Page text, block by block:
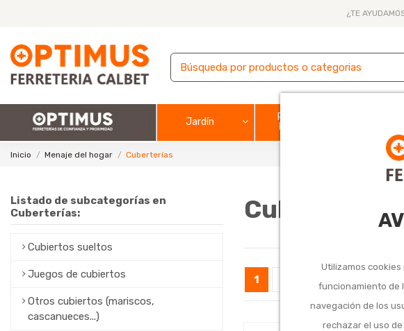
Utilizamos
funcionamiento de
navegación de los
rechazar el uso
¿TE
Jardín
Pintura y
Inicio Menaje del hogar Cuberterías
Listado de subcategorías en
Cuberterías:
Cubiertos sueltos
Juegos de cubiertos
Otros cubiertos (mariscos,
cascanueces...)
Cuberterías
1